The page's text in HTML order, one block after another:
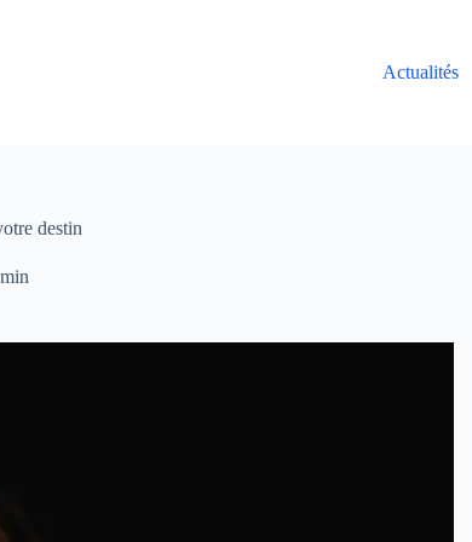
Actualités
destin